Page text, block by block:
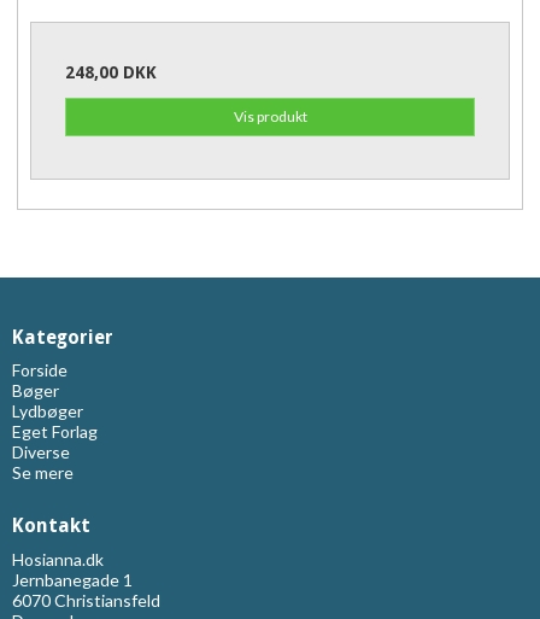
248,00 DKK
Vis produkt
Kategorier
Forside
Bøger
Lydbøger
Eget Forlag
Diverse
Se mere
Kontakt
Hosianna.dk
Jernbanegade 1
6070 Christiansfeld